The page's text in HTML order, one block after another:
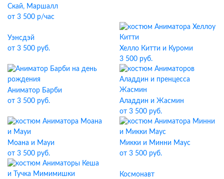
Скай, Маршалл
от 3 500 р/час
Уэнсдэй
от 3 500 руб.
Хелло Китти и Куроми
3 500 руб.
Аниматор Барби
от 3 500 руб.
Аладдин и Жасмин
от 3 500 руб.
Моана и Мауи
от 3 500 руб.
Микки и Минни Маус
от 3 500 руб.
Космонавт